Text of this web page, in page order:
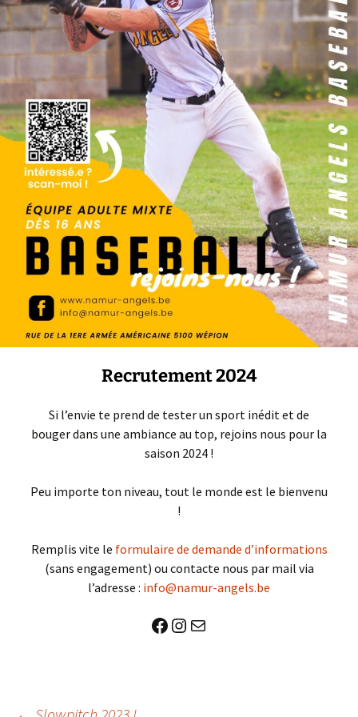
Recrutement 2024
Si l’envie te prend de tester un sport inédit et de
bouger dans une ambiance au top, rejoins nous pour la
saison 2024 !
Peu importe ton niveau, tout le monde est le bienvenu
!
Remplis vite le formulaire de demande d’informations
(sans engagement) ou contacte nous par mail via
l’adresse : info@namur-angels.be
Facebook Instagram E-mail